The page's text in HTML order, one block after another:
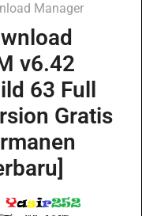
Manager
v6.42
63 Full
Gratis